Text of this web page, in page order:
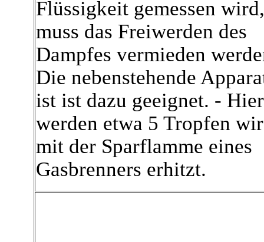
Flüssigkeit gemessen wird,
muss das Freiwerden des
Dampfes vermieden
Die nebenstehende
ist ist dazu geeignet. - Hier
werden etwa 5 Tropfen
mit der Sparflamme eines
Gasbrenners erhitzt.